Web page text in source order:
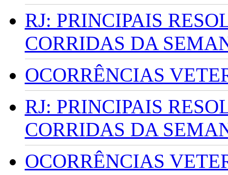
RJ: PRINCIPAIS
CORRIDAS DA
OCORRÊNCIAS
RJ: PRINCIPAIS
CORRIDAS DA
OCORRÊNCIAS